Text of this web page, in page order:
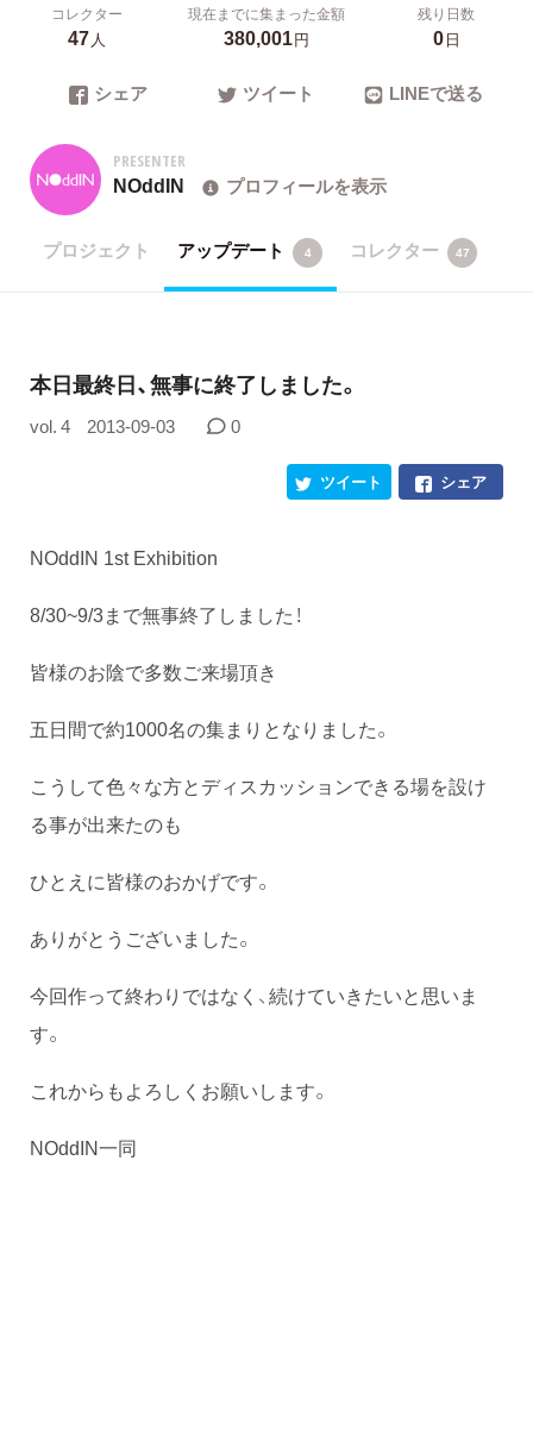
コレクター
47人
現在までに集まった金額
380,001円
残り日数
0日
シェア ツイート LINEで送る
PRESENTER
NOddIN プロフィールを表示
プロジェクト アップデート 4 コレクター 47
本日最終日、無事に終了しました。
vol. 4 2013-09-03 0
シェア
ツイート
NOddIN 1st Exhibition
8/30~9/3まで無事終了しました！
皆様のお陰で多数ご来場頂き
五日間で約1000名の集まりとなりました。
こうして色々な方とディスカッションできる場を設け
る事が出来たのも
ひとえに皆様のおかげです。
ありがとうございました。
今回作って終わりではなく、続けていきたいと思いま
す。
これからもよろしくお願いします。
NOddIN一同